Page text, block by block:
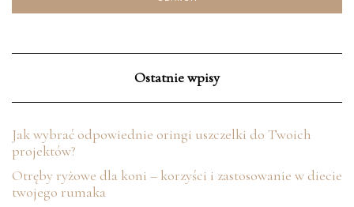
Ostatnie wpisy
Jak wybrać odpowiednie oringi uszczelki do Twoich
projektów?
Otręby ryżowe dla koni – korzyści i zastosowanie w diecie
twojego rumaka